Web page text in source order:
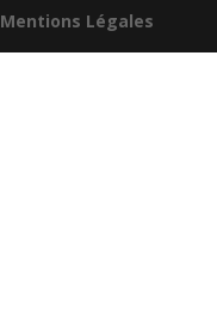
Mentions Légales